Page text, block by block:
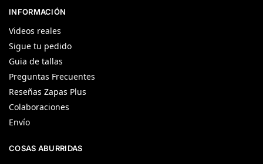
INFORMACIÓN
Videos reales
Sigue tu pedido
Guia de tallas
Preguntas Frecuentes
Reseñas Zapas Plus
Colaboraciones
Envío
COSAS ABURRIDAS